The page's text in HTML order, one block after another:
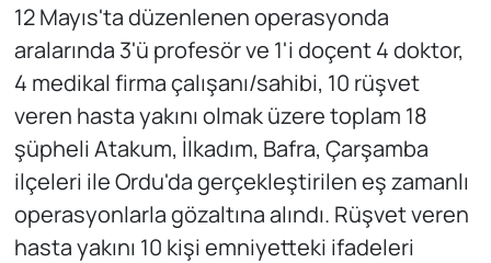
12 Mayıs'ta düzenlenen operasyonda
aralarında 3'ü profesör ve 1'i doçent 4 doktor,
4 medikal firma çalışanı/sahibi, 10 rüşvet
veren hasta yakını olmak üzere toplam 18
şüpheli Atakum, İlkadım, Bafra, Çarşamba
ilçeleri ile Ordu'da gerçekleştirilen eş zamanlı
operasyonlarla gözaltına alındı. Rüşvet veren
hasta yakını 10 kişi emniyetteki ifadeleri